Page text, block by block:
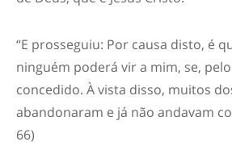
“E prosseguiu: Por causa disto, é
ninguém poderá vir a mim, se,
concedido. À vista disso, muitos
abandonaram e já não andavam
66)